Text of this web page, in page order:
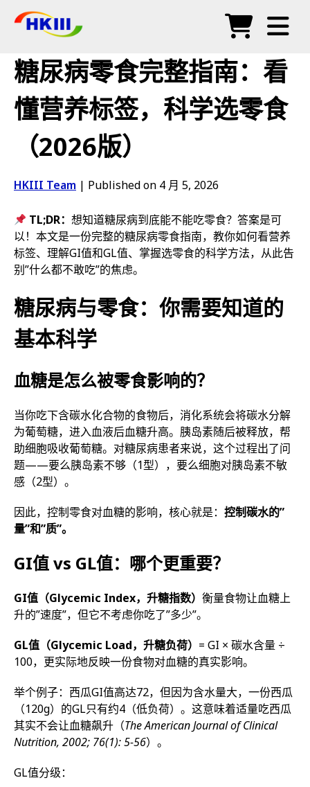
常见问题
博客
商店
糖尿病零食完整指南：看
懂营养标签，科学选零食
（2026版）
HKIII Team | Published on 4 月 5, 2026
TL;DR：想知道糖尿病到底能不能吃零食？答案是可
以！本文是一份完整的糖尿病零食指南，教你如何看营养
标签、理解GI值和GL值、掌握选零食的科学方法，从此告
别”什么都不敢吃”的焦虑。
糖尿病与零食：你需要知道的
基本科学
血糖是怎么被零食影响的？
当你吃下含碳水化合物的食物后，消化系统会将碳水分解
为葡萄糖，进入血液后血糖升高。胰岛素随后被释放，帮
助细胞吸收葡萄糖。对糖尿病患者来说，这个过程出了问
题——要么胰岛素不够（1型），要么细胞对胰岛素不敏
感（2型）。
因此，控制零食对血糖的影响，核心就是： 控制碳水的”
量”和”质”。
GI值 vs GL值：哪个更重要？
GI值（Glycemic Index，升糖指数） 衡量食物让血糖上
升的”速度”，但它不考虑你吃了”多少”。
GL值（Glycemic Load，升糖负荷） = GI × 碳水含量 ÷
100，更实际地反映一份食物对血糖的真实影响。
举个例子：西瓜GI值高达72，但因为含水量大，一份西瓜
（120g）的GL只有约4（低负荷）。这意味着适量吃西瓜
其实不会让血糖飙升（The American Journal of Clinical
Nutrition, 2002; 76(1): 5-56）。
GL值分级：